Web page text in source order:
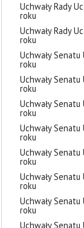
Uchwały Rady
roku
Uchwały Rady
roku
Uchwały
roku
Uchwały
roku
Uchwały
roku
Uchwały
roku
Uchwały
roku
Uchwały
roku
Uchwały
roku
Uchwały